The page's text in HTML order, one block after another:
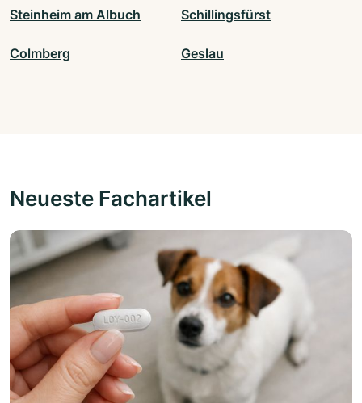
Steinheim am Albuch Schillingsfürst
Colmberg Geslau
Neueste Fachartikel